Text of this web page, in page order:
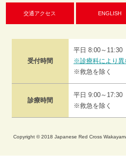
2025.03.18
助産師・看護師募集について（2027年4
耳鼻咽喉科・頭頸部外科の初診受付につ
お知らせ
お知らせ
歯科口腔外科の受付終了時間について
2026.01.07 お知らせ
交通アクセス ENGLISH
受付時間
平日 8:00～11:30
※診療科により異
※救急を除く
診療時間
平日 9:00～17:30
※救急を除く
Copyright © 2018 Japanese Red Cross